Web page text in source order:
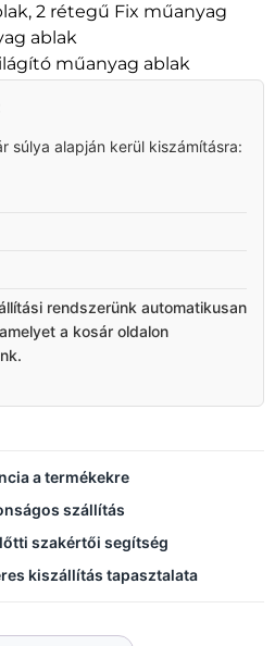
, 2 rétegű Fix műanyag
ablak
műanyag ablak
súlya alapján kerül kiszámításra:
rendszerünk automatikusan
a kosár oldalon
a termékekre
szállítás
szakértői segítség
kiszállítás tapasztalata